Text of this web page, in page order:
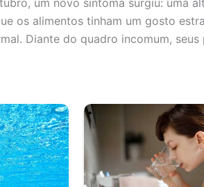
os alimentos tinham um gosto
Diante do quadro incomum, seus